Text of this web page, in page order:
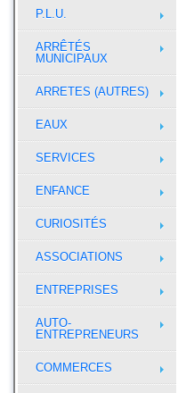
P.L.U.
ARRÊTÉS
MUNICIPAUX
ARRETES (AUTRES)
EAUX
SERVICES
ENFANCE
CURIOSITÉS
ASSOCIATIONS
ENTREPRISES
AUTO-
ENTREPRENEURS
COMMERCES